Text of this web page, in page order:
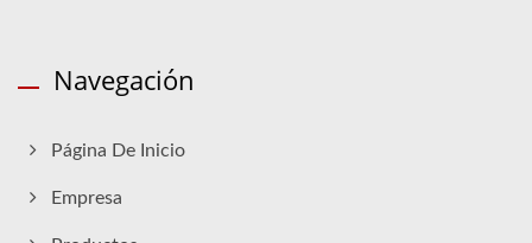
Navegación
Página De Inicio
Empresa